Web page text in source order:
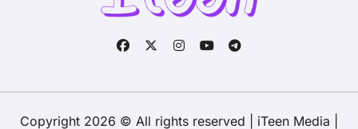
Copyright 2026 © All rights reserved | iTeen Media